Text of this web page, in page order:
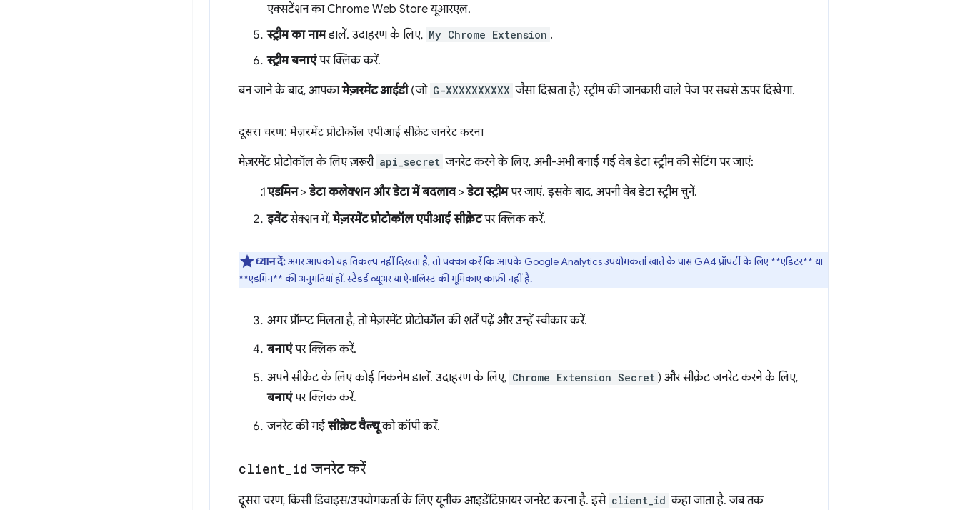
एक्सटेंशन का Chrome Web Store यूआरएल.
स्ट्रीम का नामडालें. उदाहरण के लिए, My Chrome Extension .
स्ट्रीम बनाएंपर क्लिक करें.
बन जाने के बाद, आपकामेज़रमेंट आईडी(जो G-XXXXXXXXXX जैसा दिखता है) स्ट्रीम की जानकारी वाले पेज पर सबसे ऊपर दिखेगा.
दूसरा चरण: मेज़रमेंट प्रोटोकॉल एपीआई सीक्रेट जनरेट करना
मेज़रमेंट प्रोटोकॉल के लिए ज़रूरी api_secret जनरेट करने के लिए, अभी-अभी बनाई गई वेब डेटा स्ट्रीम की सेटिंग पर जाएं:
एडमिन>डेटा कलेक्शन और डेटा में बदलाव>डेटा स्ट्रीमपर जाएं. इसके बाद, अपनी वेब डेटा स्ट्रीम चुनें.
इवेंटसेक्शन में,मेज़रमेंट प्रोटोकॉल एपीआई सीक्रेटपर क्लिक करें.
ध्यान दें:अगर आपको यह विकल्प नहीं दिखता है, तो पक्का करें कि आपके Google Analytics उपयोगकर्ता खाते के पास GA4 प्रॉपर्टी के लिए **एडिटर** या
**एडमिन** की अनुमतियां हों. स्टैंडर्ड व्यूअर या ऐनालिस्ट की भूमिकाएं काफ़ी नहीं हैं.
अगर प्रॉम्प्ट मिलता है, तो मेज़रमेंट प्रोटोकॉल की शर्तें पढ़ें और उन्हें स्वीकार करें.
बनाएंपर क्लिक करें.
अपने सीक्रेट के लिए कोई निकनेम डालें. उदाहरण के लिए, Chrome Extension Secret ) और सीक्रेट जनरेट करने के लिए,
बनाएंपर क्लिक करें.
जनरेट की गई सीक्रेट वैल्यूको कॉपी करें.
client id जनरेट करें
दूसरा चरण, किसी डिवाइस/उपयोगकर्ता के लिए यूनीक आइडेंटिफ़ायर जनरेट करना है. इसे client_id कहा जाता है. जब तक